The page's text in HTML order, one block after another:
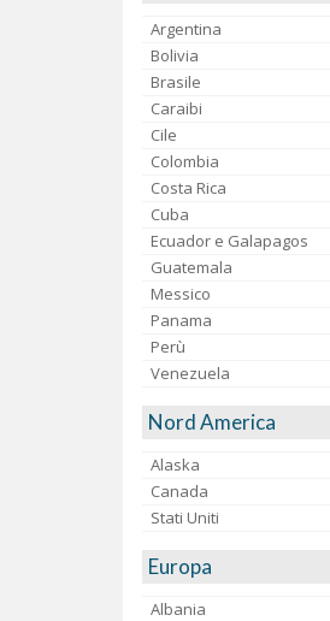
Argentina
Bolivia
Brasile
Caraibi
Cile
Colombia
Costa Rica
Cuba
Ecuador e Galapagos
Guatemala
Messico
Panama
Perù
Venezuela
Nord America
Alaska
Canada
Stati Uniti
Europa
Albania